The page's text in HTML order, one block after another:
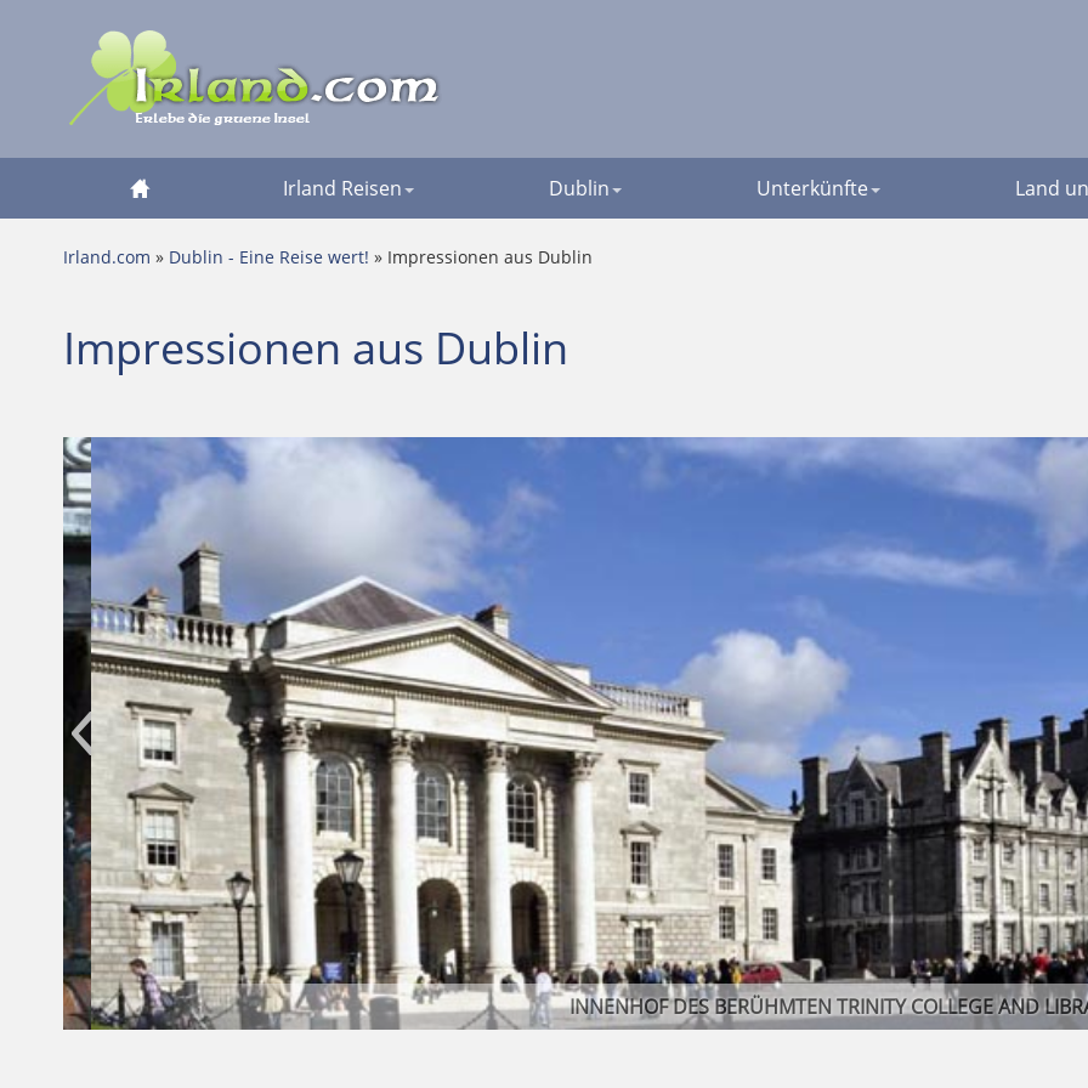
Irland Reisen Dublin Unterkünfte Land
Irland.com » Dublin - Eine Reise wert! » Impressionen aus Dublin
Impressionen aus Dublin
INNENHOF DES BERÜHMTEN TRINITY COLLEGE AND